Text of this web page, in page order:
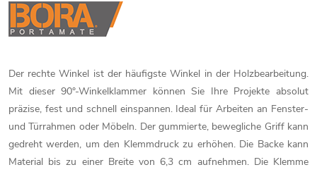
Der rechte Winkel ist der häufigste Winkel in der Holzbearbeitung.
Mit dieser 90°-Winkelklammer können Sie Ihre Projekte absolut
präzise, fest und schnell einspannen. Ideal für Arbeiten an Fenster-
und Türrahmen oder Möbeln. Der gummierte, bewegliche Griff kann
gedreht werden, um den Klemmdruck zu erhöhen. Die Backe kann
Material bis zu einer Breite von 6,3 cm aufnehmen. Die Klemme